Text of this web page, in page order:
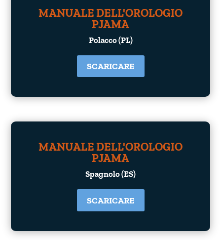
MANUALE DELL'OROLOGIO
PJAMA
Polacco (PL)
SCARICARE
MANUALE DELL'OROLOGIO
PJAMA
Spagnolo (ES)
SCARICARE